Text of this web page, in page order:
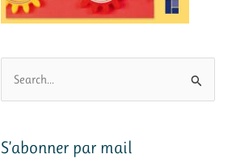
h
S’abonner par mail